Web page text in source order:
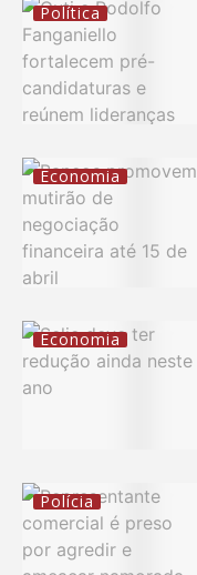
Política
Economia
Economia
Polícia